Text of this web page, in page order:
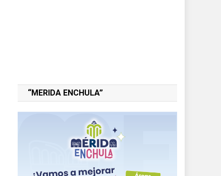
“MERIDA ENCHULA”